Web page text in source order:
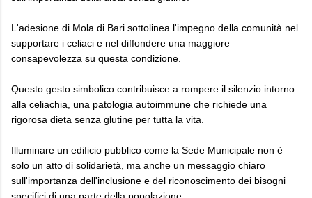
L'adesione di Mola di Bari sottolinea l'impegno della comunità nel
supportare i celiaci e nel diffondere una maggiore
consapevolezza su questa condizione.
Questo gesto simbolico contribuisce a rompere il silenzio intorno
alla celiachia, una patologia autoimmune che richiede una
rigorosa dieta senza glutine per tutta la vita.
Illuminare un edificio pubblico come la Sede Municipale non è
solo un atto di solidarietà, ma anche un messaggio chiaro
sull'importanza dell'inclusione e del riconoscimento dei bisogni